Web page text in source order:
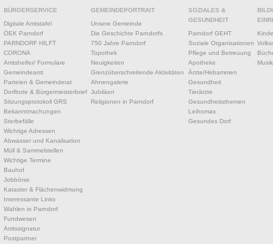
BÜRGERSERVICE
Digitale Amtstafel
ÖEK Parndorf
PARNDORF HILFT
CORONA
Amtshelfer/ Formulare
Gemeindeamt
Parteien & Gemeinderat
Dorfbote & Bürgermeisterbrief
Sitzungsprotokoll GRS
Bekanntmachungen
Sterbefälle
Wichtige Adressen
Abwasser und Kanalisation
Müll & Sammelstellen
Wichtige Termine
Bauhof
Jobbörse
Kataster & Flächenwidmung
Interessante Links
Wahlen in Parndorf
Fundwesen
Amtssignatur
Postpartner
GEMEINDEPORTRAIT
Unsere Gemeinde
Die Geschichte Parndorfs
750 Jahre Parndorf
Topothek
Neuigkeiten
Grenzüberschreitende Aktivitäten
Ahnengalerie
Jubiläen
Religionen in Parndorf
SOZIALES &
GESUNDHEIT
Parndorf GEHT
Soziale Organisationen
Pflege und Betreuung
Apotheke
Ärzte/Hebammen
Gesundheit
Tierärzte
Gesundheitsthemen
Leihomas
Gesundes Dorf